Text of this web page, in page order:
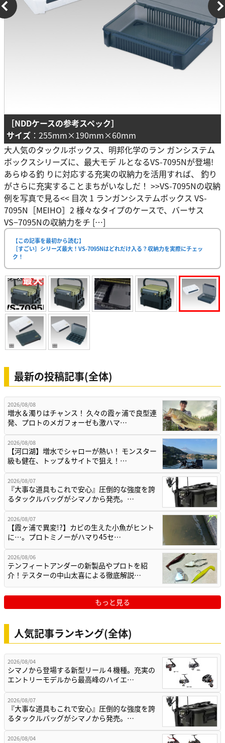
［NDDケースの参考スペック］
サイズ ：255mm×190mm×60mm
大人気のタックルボックス、明邦化学のラン ガンシステム
ボックスシリーズに、最大モデ ルとなるVS-7095Nが登場!
あらゆる釣 りに対応する充実の収納力を活用すれば、 釣り
がさらに充実することまちがいなしだ！ >>VS-7095Nの収納
例を写真で見る<< 目次 1 ランガンシステムボックス VS-
7095N［MEIHO］2 様々なタイプのケースで、バーサス
VS−7095Nの収納力をチ […]
【この記事を最初から読む】
［すごい］シリーズ最大！VS-7095Nはどれだけ入る？収納力を実際にチェッ
ク！
最新の投稿記事(全体)
2026/08/08
増水＆濁りはチャンス！ 久々の霞ヶ浦で良型連
発、プロトのメガフォーゼも激ハマ…
2026/08/08
【河口湖】増水でシャローが熱い！ モンスター
級も健在、トップ＆サイトで狙え！…
2026/08/07
『大事な道具もこれで安心』圧倒的な強度を誇
るタックルバッグがシマノから発売。…
2026/08/07
【霞ヶ浦で異変!?】カビの生えた小魚がヒント
に…。プロトミノーがハマり45セ…
2026/08/06
テンフィートアンダーの新製品やプロトを紹
介！テスターの中山太喜による徹底解説…
もっと見る
人気記事ランキング(全体)
2026/08/04
シマノから登場する新型リール４機種。充実の
エントリーモデルから最高峰のハイエ…
2026/08/07
『大事な道具もこれで安心』圧倒的な強度を誇
るタックルバッグがシマノから発売。…
2026/08/04